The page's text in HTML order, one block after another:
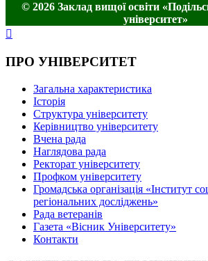
© 2026 Заклад вищої освіти
університет»
ПРО УНІВЕРСИТЕТ
Загальна характеристика
Історія
Структура університету
Керівництво університету
Вчена рада
Наглядова рада
Ректорат університету
Профком університету
Громадська організація «Інститут
регіональних досліджень»
Рада ветеранів
Газета «Вісник Університету»
Контакти